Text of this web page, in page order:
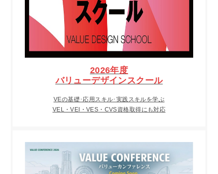
2026年度
バリューデザインスクール
VEの基礎･応用スキル･実践スキルを学ぶ
VEL・VEI・VES・CVS資格取得にも対応